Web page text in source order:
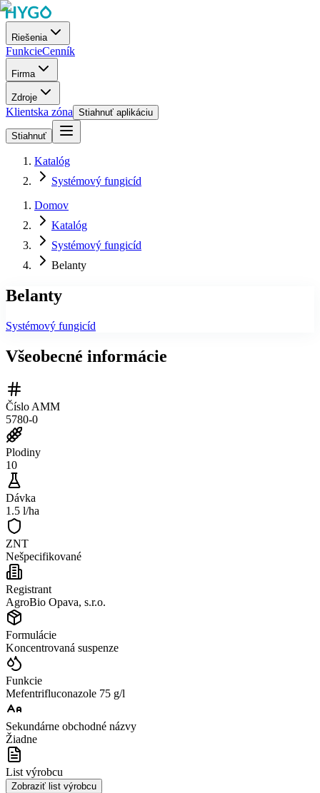
Riešenia
FunkcieCenník
Firma
Zdroje
Klientska zóna Stiahnuť aplikáciu
Stiahnuť
Katalóg
Systémový fungicíd
Domov
Katalóg
Systémový fungicíd
Belanty
Belanty
Systémový fungicíd
Všeobecné informácie
Číslo AMM
5780-0
Plodiny
10
Dávka
1.5 l/ha
ZNT
Nešpecifikované
Registrant
AgroBio Opava, s.r.o.
Formulácie
Koncentrovaná suspenze
Funkcie
Mefentrifluconazole 75 g/l
Sekundárne obchodné názvy
Žiadne
List výrobcu
Zobraziť list výrobcu